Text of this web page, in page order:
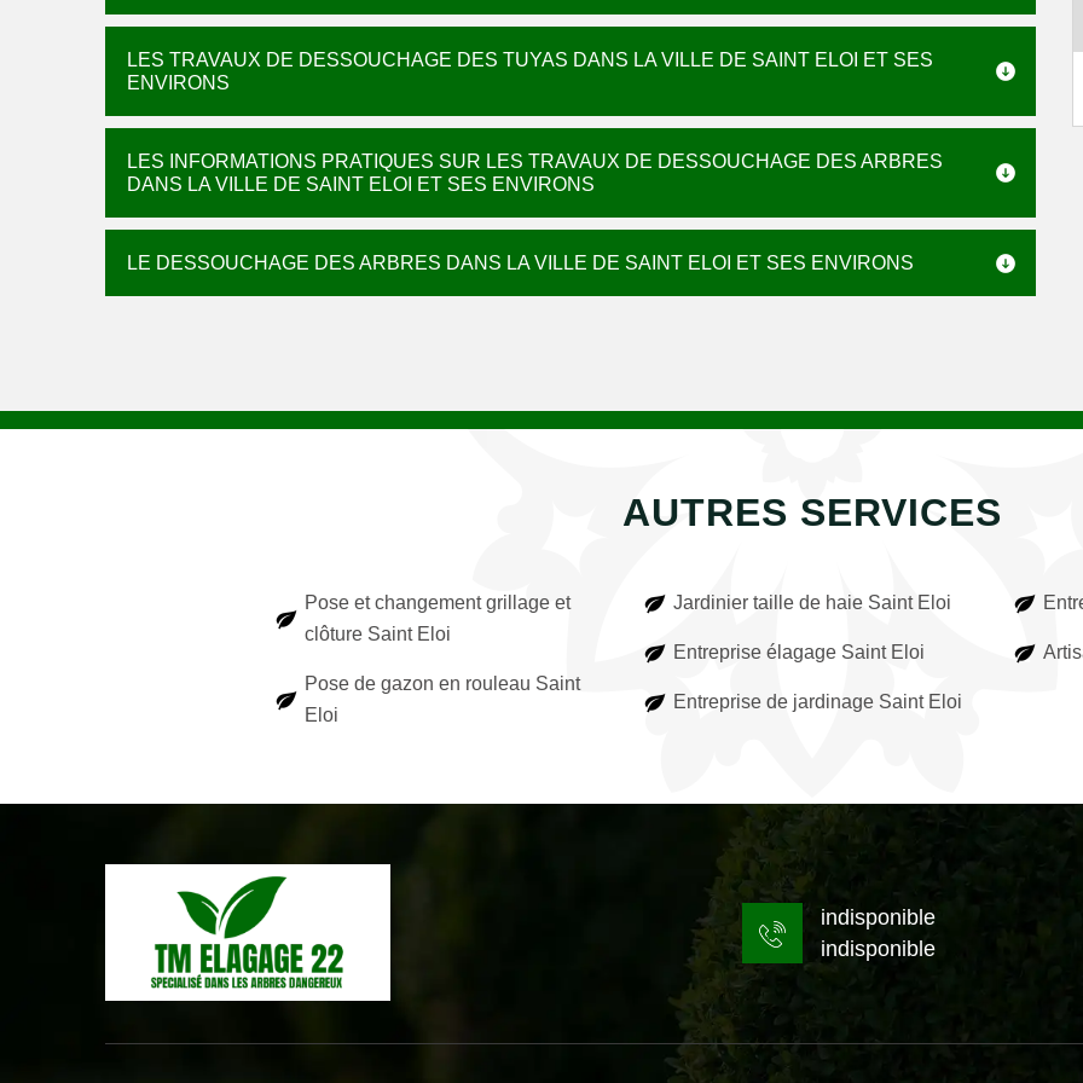
LES TRAVAUX DE DESSOUCHAGE DES TUYAS DANS LA VILLE DE SAINT ELOI ET SES
ENVIRONS
LES INFORMATIONS PRATIQUES SUR LES TRAVAUX DE DESSOUCHAGE DES ARBRES
DANS LA VILLE DE SAINT ELOI ET SES ENVIRONS
LE DESSOUCHAGE DES ARBRES DANS LA VILLE DE SAINT ELOI ET SES ENVIRONS
AUTRES SERVICES
Pose et changement grillage et
clôture Saint Eloi
Pose de gazon en rouleau Saint
Eloi
Jardinier taille de haie Saint Eloi
Entreprise élagage Saint Eloi
Entreprise de jardinage Saint Eloi
indisponible
indisponible